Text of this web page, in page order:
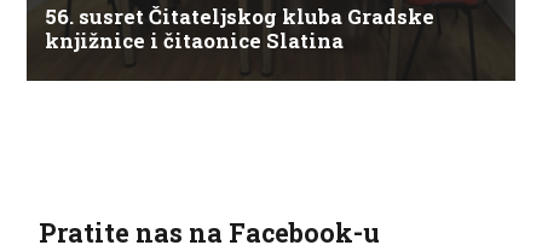
56. susret Čitateljskog kluba Gradske
knjižnice i čitaonice Slatina
Pratite nas na Facebook-u